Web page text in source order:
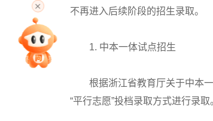
不再进入后续阶段的招生录取。
1. 中本一体试点招生
根据浙江省教育厅关于中本一
“平行志愿”投档录取方式进行录取
专家指导课